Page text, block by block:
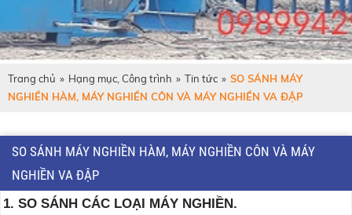
Trang chủ » Hạng mục, Công trình » Tin tức » SO SÁNH MÁY
NGHIỀN HÀM, MÁY NGHIỀN CÔN VÀ MÁY NGHIỀN VA ĐẬP
SO SÁNH MÁY NGHIỀN HÀM, MÁY NGHIỀN CÔN VÀ MÁY
NGHIỀN VA ĐẬP
1. SO SÁNH CÁC LOẠI MÁY NGHIỀN.